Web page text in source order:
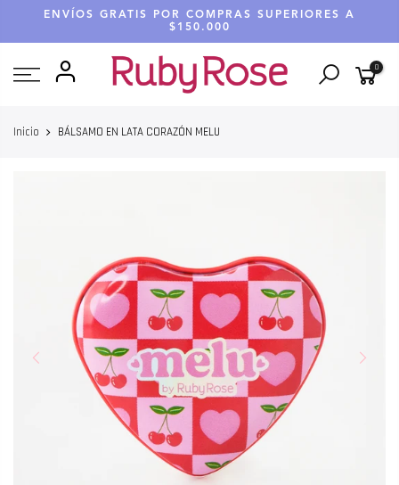
ENVÍOS GRATIS POR COMPRAS SUPERIORES A
$150.000
0
Inicio BÁLSAMO EN LATA CORAZÓN MELU